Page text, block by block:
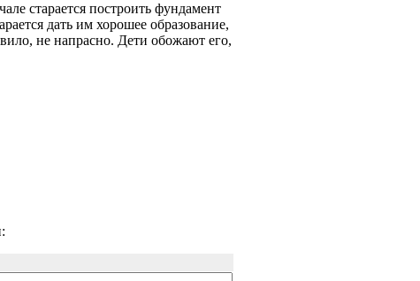
старается построить фундамент
дать им хорошее образование,
не напрасно. Дети обожают его,